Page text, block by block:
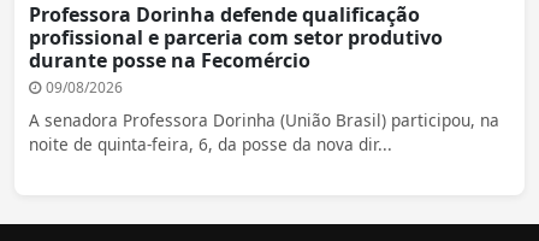
Professora Dorinha defende qualificação
profissional e parceria com setor produtivo
durante posse na Fecomércio
09/08/2026
A senadora Professora Dorinha (União Brasil) participou, na
noite de quinta-feira, 6, da posse da nova dir...